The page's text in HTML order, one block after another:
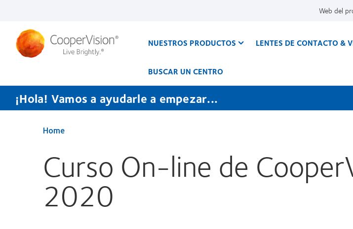
principal
Web del
NUESTROS PRODUCTOS LENTES DE CONTACTO &
BUSCAR UN CENTRO
¡Hola! Vamos a ayudarle a empezar...
Home
Curso On-line de
2020